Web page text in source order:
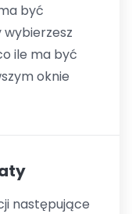
być
wybierzesz
ile ma być
oknie
następujące